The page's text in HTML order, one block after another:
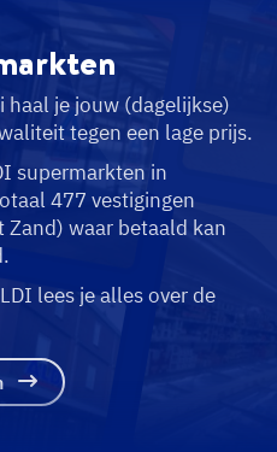
je jouw (dagelijkse)
tegen een lage prijs.
supermarkten in
477 vestigingen
Zand) waar betaald kan
lees je alles over de